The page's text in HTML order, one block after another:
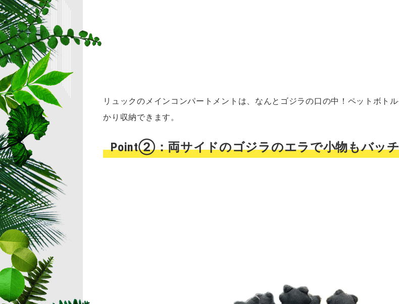
リュックのメインコンパートメントは、なんとゴジラの口の中！ペットボト
かり収納できます。
Point②：両サイドのゴジラのエラで小物もバッ